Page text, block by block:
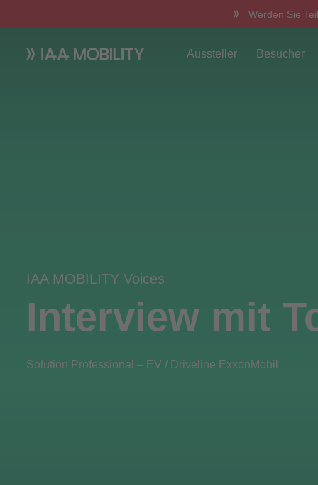
Werden Sie
Aussteller Besucher
IAA MOBILITY Voices
Interview mit
Solution Professional – EV / Driveline ExxonMobil